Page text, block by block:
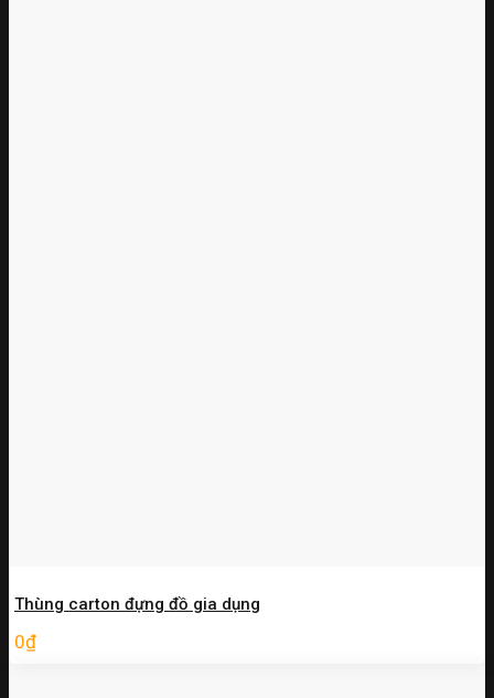
Thùng carton đựng đồ gia dụng
0₫